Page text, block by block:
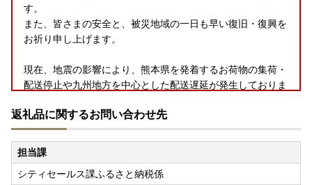
す。
また、皆さまの安全と、被災地域の一日も早い復旧・復興を
お祈り申し上げます。
現在、地震の影響により、熊本県を発着するお荷物の集荷・
配送停止や九州地方を中心とした配送遅延が発生しておりま
お届けまで通常よりお時間をいただく場合がございますの
で、何卒ご理解賜りますようお願い申し上げます。
-*- -*- -*- -*- -*- -*- -*- -*- -*- -*- -*- -*- -*- -*- -*-
返礼品に関するお問い合わせ先
担当課
シティセールス課ふるさと納税係